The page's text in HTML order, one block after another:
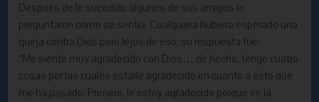
Después de lo sucedido algunos de sus amigos le
preguntaron cómo se sentía. Cualquiera hubiera esperado una
queja contra Dios pero lejos de eso, su respuesta fue:
“Me siento muy agradecido con Dios… de hecho, tengo cuatro
cosas por las cuales estarle agradecido en cuanto a esto que
me ha pasado. Primero, le estoy agradecido porque es la